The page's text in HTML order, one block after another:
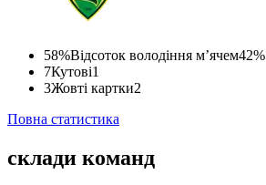
58%Відсоток володіння м’ячем42%
7Кутові1
3Жовті картки2
Повна статистика
склади команд